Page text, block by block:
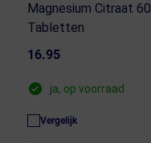
Magnesium Citraat 60
Tabletten
16.95
ja, op voorraad
Vergelijk